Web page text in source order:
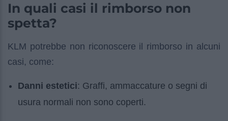
In quali casi il rimborso non
spetta?
KLM potrebbe non riconoscere il rimborso in alcuni
casi, come:
Danni estetici: Graffi, ammaccature o segni di
usura normali non sono coperti.